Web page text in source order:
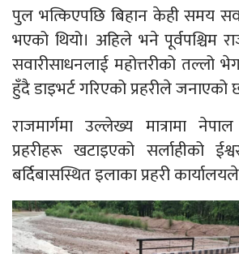
पुल भत्किएपछि बिहान केही समय
भएको थियो। अहिले भने पूर्वपश्चिम
सवारीसाधनलाई महोत्तरीको तल्लो
हुँदै डाइभर्ट गरिएको प्रहरीले जनाएको
राजमार्गमा उल्लेख्य मात्रामा
प्रहरीहरू खटाइएको सर्लाहीको
बर्दिबासस्थित इलाका प्रहरी